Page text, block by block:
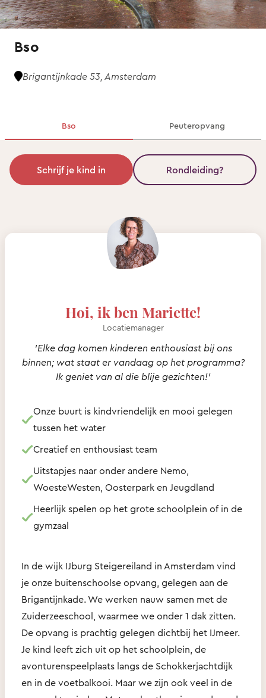
Bso
Brigantijnkade 53, Amsterdam
Bso Peuteropvang
Schrijf je kind in Rondleiding?
Hoi, ik ben Mariette!
Locatiemanager
'Elke dag komen kinderen enthousiast bij ons
binnen; wat staat er vandaag op het programma?
Ik geniet van al die blije gezichten!'
Onze buurt is kindvriendelijk en mooi gelegen
tussen het water
Creatief en enthousiast team
Uitstapjes naar onder andere Nemo,
WoesteWesten, Oosterpark en Jeugdland
Heerlijk spelen op het grote schoolplein of in de
gymzaal
In de wijk IJburg Steigereiland in Amsterdam vind
je onze buitenschoolse opvang, gelegen aan de
Brigantijnkade. We werken nauw samen met de
Zuiderzeeschool, waarmee we onder 1 dak zitten.
De opvang is prachtig gelegen dichtbij het IJmeer.
Je kind leeft zich uit op het schoolplein, de
avonturenspeelplaats langs de Schokkerjachtdijk
en in de voetbalkooi. Maar we zijn ook veel in de